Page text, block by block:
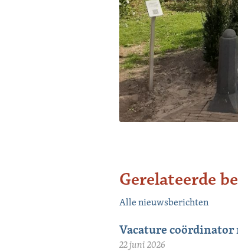
Gerelateerde
Alle nieuwsberichten
Vacature coördinator
22 juni 2026